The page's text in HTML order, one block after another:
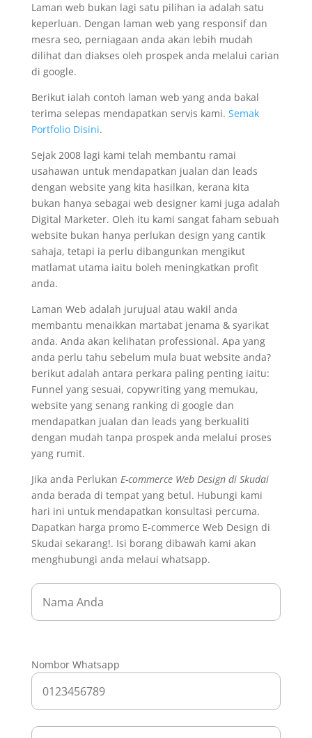
Laman web bukan lagi satu pilihan ia adalah satu
keperluan. Dengan laman web yang responsif dan
mesra seo, perniagaan anda akan lebih mudah
dilihat dan diakses oleh prospek anda melalui carian
di google.
Berikut ialah contoh laman web yang anda bakal
terima selepas mendapatkan servis kami. Semak
Portfolio Disini.
Sejak 2008 lagi kami telah membantu ramai
usahawan untuk mendapatkan jualan dan leads
dengan website yang kita hasilkan, kerana kita
bukan hanya sebagai web designer kami juga adalah
Digital Marketer. Oleh itu kami sangat faham sebuah
website bukan hanya perlukan design yang cantik
sahaja, tetapi ia perlu dibangunkan mengikut
matlamat utama iaitu boleh meningkatkan profit
anda.
Laman Web adalah jurujual atau wakil anda
membantu menaikkan martabat jenama & syarikat
anda. Anda akan kelihatan professional. Apa yang
anda perlu tahu sebelum mula buat website anda?
berikut adalah antara perkara paling penting iaitu:
Funnel yang sesuai, copywriting yang memukau,
website yang senang ranking di google dan
mendapatkan jualan dan leads yang berkualiti
dengan mudah tanpa prospek anda melalui proses
yang rumit.
Jika anda Perlukan E-commerce Web Design di Skudai
anda berada di tempat yang betul. Hubungi kami
hari ini untuk mendapatkan konsultasi percuma.
Dapatkan harga promo E-commerce Web Design di
Skudai sekarang!. Isi borang dibawah kami akan
menghubungi anda melaui whatsapp.
Nombor Whatsapp